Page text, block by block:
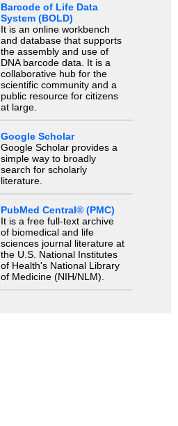
Barcode of Life Data
System (BOLD)
It is an online workbench
and database that supports
the assembly and use of
DNA barcode data. It is a
collaborative hub for the
scientific community and a
public resource for citizens
at large.
Google Scholar
Google Scholar provides a
simple way to broadly
search for scholarly
literature.
PubMed Central® (PMC)
It is a free full-text archive
of biomedical and life
sciences journal literature at
the U.S. National Institutes
of Health's National Library
of Medicine (NIH/NLM).